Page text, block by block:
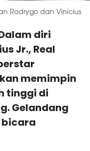
Rodrygo dan Vinicius
diri
Jr., Real
memimpin
tinggi di
Gelandang
bicara